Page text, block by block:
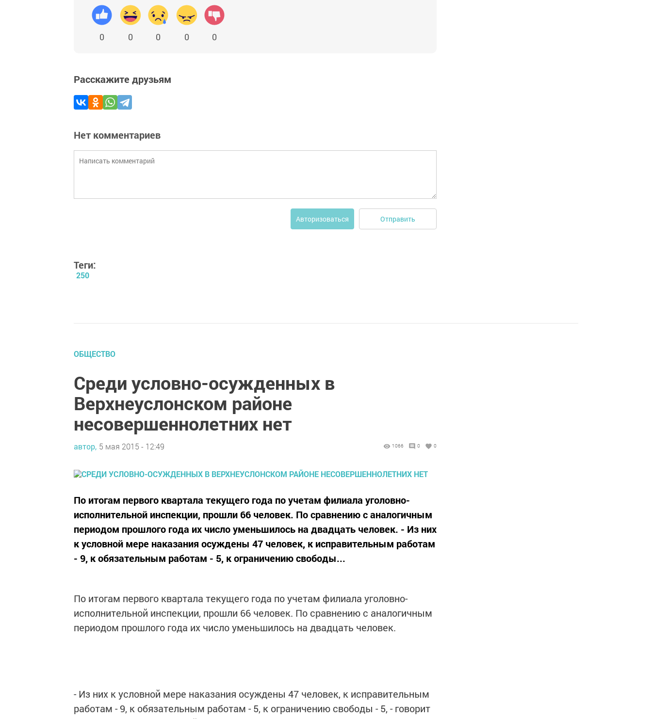
0 0 0 0 0
Расскажите друзьям
Нет комментариев
Авторизоваться Отправить
Теги:
250
ОБЩЕСТВО
Среди условно-осужденных в
Верхнеуслонском районе
несовершеннолетних нет
автор, 5 мая 2015 - 12:49 1066 0 0
По итогам первого квартала текущего года по учетам филиала уголовно-
исполнительной инспекции, прошли 66 человек. По сравнению с аналогичным
периодом прошлого года их число уменьшилось на двадцать человек. - Из них
к условной мере наказания осуждены 47 человек, к исправительным работам
- 9, к обязательным работам - 5, к ограничению свободы...
По итогам первого квартала текущего года по учетам филиала уголовно-
исполнительной инспекции, прошли 66 человек. По сравнению с аналогичным
периодом прошлого года их число уменьшилось на двадцать человек.
- Из них к условной мере наказания осуждены 47 человек, к исправительным
работам - 9, к обязательным работам - 5, к ограничению свободы - 5, - говорит